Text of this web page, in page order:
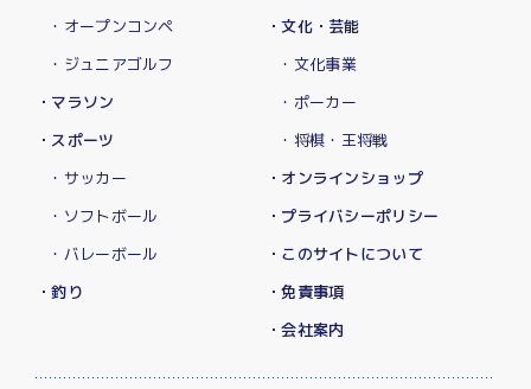
・オープンコンペ
・ジュニアゴルフ
・マラソン
・スポーツ
・サッカー
・ソフトボール
・バレーボール
・釣り
・文化・芸能
・文化事業
・ポーカー
・将棋・王将戦
・オンラインショップ
・プライバシーポリシー
・このサイトについて
・免責事項
・会社案内